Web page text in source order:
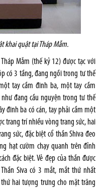
khai quật tại Tháp Mẫm.
Mẫm (thế kỷ 12) được tạc với
có 3 tầng, đang ngồi trong tư thế
tay cầm đinh ba, một tay cầm
đang cầu nguyện trong tư thế
đinh ba có cán, tay phải cầm một
trang trí nhiều vòng trang sức, hai
sức, đặc biệt cổ thần Shiva đeo
hạt cườm chạy quanh trên đỉnh
đặc biệt. Vẻ đẹp của thần được
Siva có 3 mắt, mắt thứ nhất
hai tượng trưng cho mặt trăng